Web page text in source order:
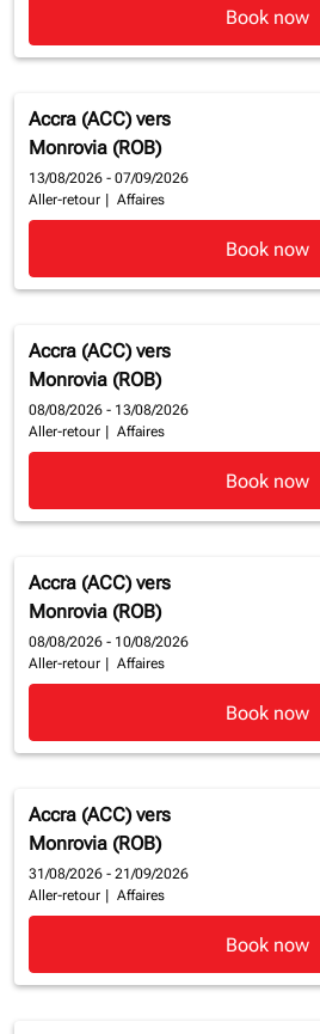
Book now
Accra (ACC) vers
Monrovia (ROB)
13/08/2026 - 07/09/2026
Aller-retour
Affaires
Book now
Accra (ACC) vers
Monrovia (ROB)
08/08/2026 - 13/08/2026
Aller-retour
Affaires
Book now
Accra (ACC) vers
Monrovia (ROB)
08/08/2026 - 10/08/2026
Aller-retour
Affaires
Book now
Accra (ACC) vers
Monrovia (ROB)
31/08/2026 - 21/09/2026
Aller-retour
Affaires
Book now